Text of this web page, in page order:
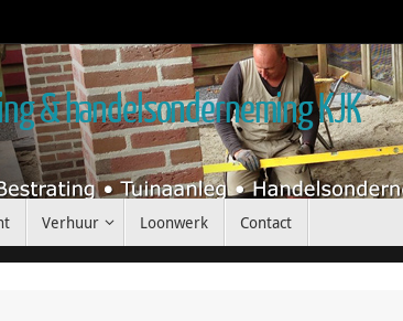
& handelsonderneming KJK
Verhuur Loonwerk Contact